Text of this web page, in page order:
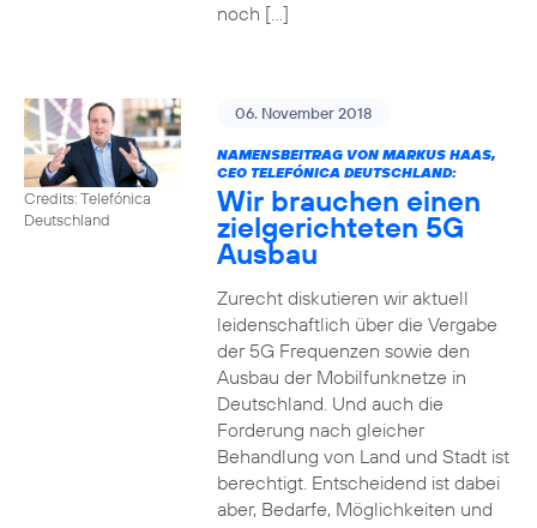
noch […]
Credits: Telefónica
Deutschland
06. November 2018
NAMENSBEITRAG VON MARKUS HAAS,
CEO TELEFÓNICA DEUTSCHLAND:
Wir brauchen einen
zielgerichteten 5G
Ausbau
Zurecht diskutieren wir aktuell
leidenschaftlich über die Vergabe
der 5G Frequenzen sowie den
Ausbau der Mobilfunknetze in
Deutschland. Und auch die
Forderung nach gleicher
Behandlung von Land und Stadt ist
berechtigt. Entscheidend ist dabei
aber, Bedarfe, Möglichkeiten und